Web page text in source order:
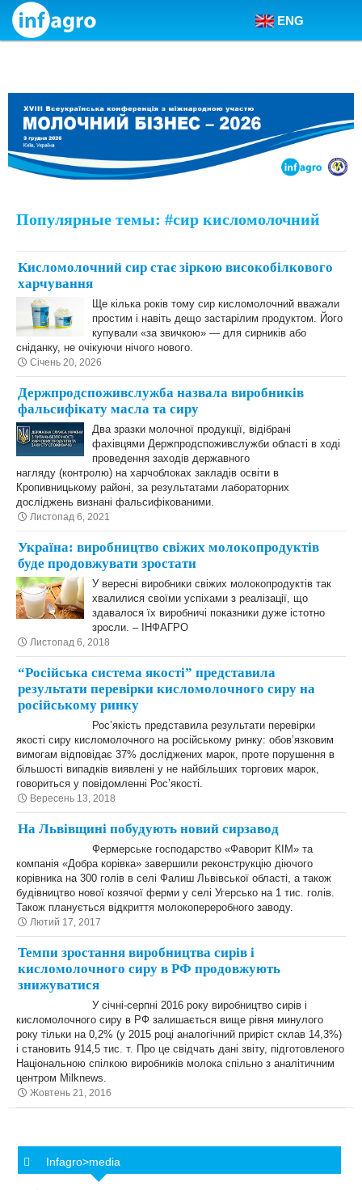
Skip to content
ENG
Популярные темы: #сир кисломолочний
Кисломолочний сир стає зіркою високобілкового
харчування
Ще кілька років тому сир кисломолочний вважали
простим і навіть дещо застарілим продуктом. Його
купували «за звичкою» — для сирників або
сніданку, не очікуючи нічого нового.
Січень 20, 2026
Держпродспоживслужба назвала виробників
фальсифікату масла та сиру
Два зразки молочної продукції, відібрані
фахівцями Держпродспоживслужби області в ході
проведення заходів державного
нагляду (контролю) на харчоблоках закладів освіти в
Кропивницькому районі, за результатами лабораторних
досліджень визнані фальсифікованими.
Листопад 6, 2021
Україна: виробництво свіжих молокопродуктів
буде продовжувати зростати
У вересні виробники свіжих молокопродуктів так
хвалилися своїми успіхами з реалізації, що
здавалося їх виробничі показники дуже істотно
зросли. – ІНФАГРО
Листопад 6, 2018
“Російська система якості” представила
результати перевірки кисломолочного сиру на
російському ринку
Рос’якість представила результати перевірки
якості сиру кисломолочного на російському ринку: обов’язковим
вимогам відповідає 37% досліджених марок, проте порушення в
більшості випадків виявлені у не найбільших торгових марок,
говориться у повідомленні Рос’якості.
Вересень 13, 2018
На Львівщині побудують новий сирзавод
Фермерське господарство «Фаворит КІМ» та
компанія «Добра корівка» завершили реконструкцію діючого
корівника на 300 голів в селі Фалиш Львівської області, а також
будівництво нової козячої ферми у селі Угерсько на 1 тис. голів.
Також планується відкриття молокопереробного заводу.
Лютий 17, 2017
Темпи зростання виробництва сирів і
кисломолочного сиру в РФ продовжують
знижуватися
У січні-серпні 2016 року виробництво сирів і
кисломолочного сиру в РФ залишається вище рівня минулого
року тільки на 0,2% (у 2015 році аналогічний приріст склав 14,3%)
і становить 914,5 тис. т. Про це свідчать дані звіту, підготовленого
Національною спілкою виробників молока спільно з аналітичним
центром Milknews.
Жовтень 21, 2016
Infagro>media